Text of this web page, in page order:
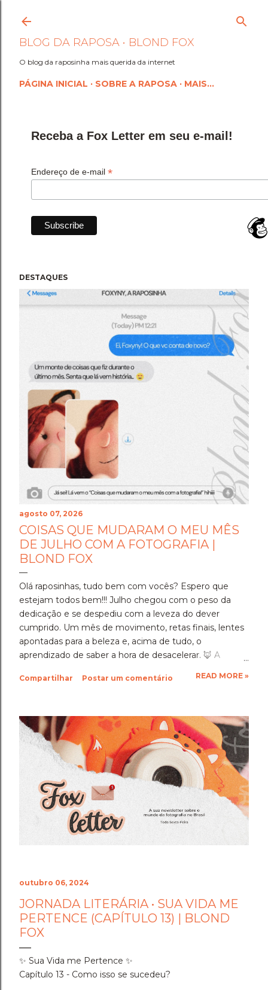
Pular para o conteúdo
BLOG DA RAPOSA • BLOND FOX
O blog da raposinha mais querida da internet
PÁGINA INICIAL SOBRE A RAPOSA MAIS…
Receba a Fox Letter em seu e-mail!
Endereço de e-mail *
DESTAQUES
agosto 07, 2026
COISAS QUE MUDARAM O MEU MÊS
DE JULHO COM A FOTOGRAFIA |
BLOND FOX
Olá raposinhas, tudo bem com vocês? Espero que
estejam todos bem!!! Julho chegou com o peso da
dedicação e se despediu com a leveza do dever
cumprido. Um mês de movimento, retas finais, lentes
apontadas para a beleza e, acima de tudo, o
aprendizado de saber a hora de desacelerar. ​🦊 A
mês em que a disciplina atingiu o seu ponto mais alto.
importante foi um exercício de resiliência e entrega.
Aprendi que quando a gente se compromete de
verdade com um objetivo, a nossa mente descobre
uma capacidade de sustentação que a gente nem
sabia que tinha. Foi exaustivo, mas foi a prova concreta
da minha própria força. 🦊 A Viagem para Holambra: O
Cenário do Desafio ​Trocar de ar e ir fazer a prova em
Holambra transformou o peso do compromisso em
uma experiência memorável. A cidade das flores, com
sua arquitetura, suas estufas e suas estra...
Compartilhar Postar um comentário READ MORE »
outubro 06, 2024
JORNADA LITERÁRIA • SUA VIDA ME
PERTENCE (CAPÍTULO 13) | BLOND
FOX
✨ Sua Vida me Pertence ✨
Capítulo 13 - Como isso se sucedeu?